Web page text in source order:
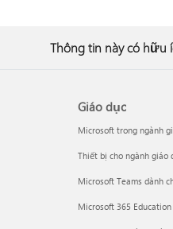
Thông tin này có hữu
Giáo dục
Microsoft trong ngành
Thiết bị cho ngành giáo
Microsoft Teams dành
Microsoft 365 Education